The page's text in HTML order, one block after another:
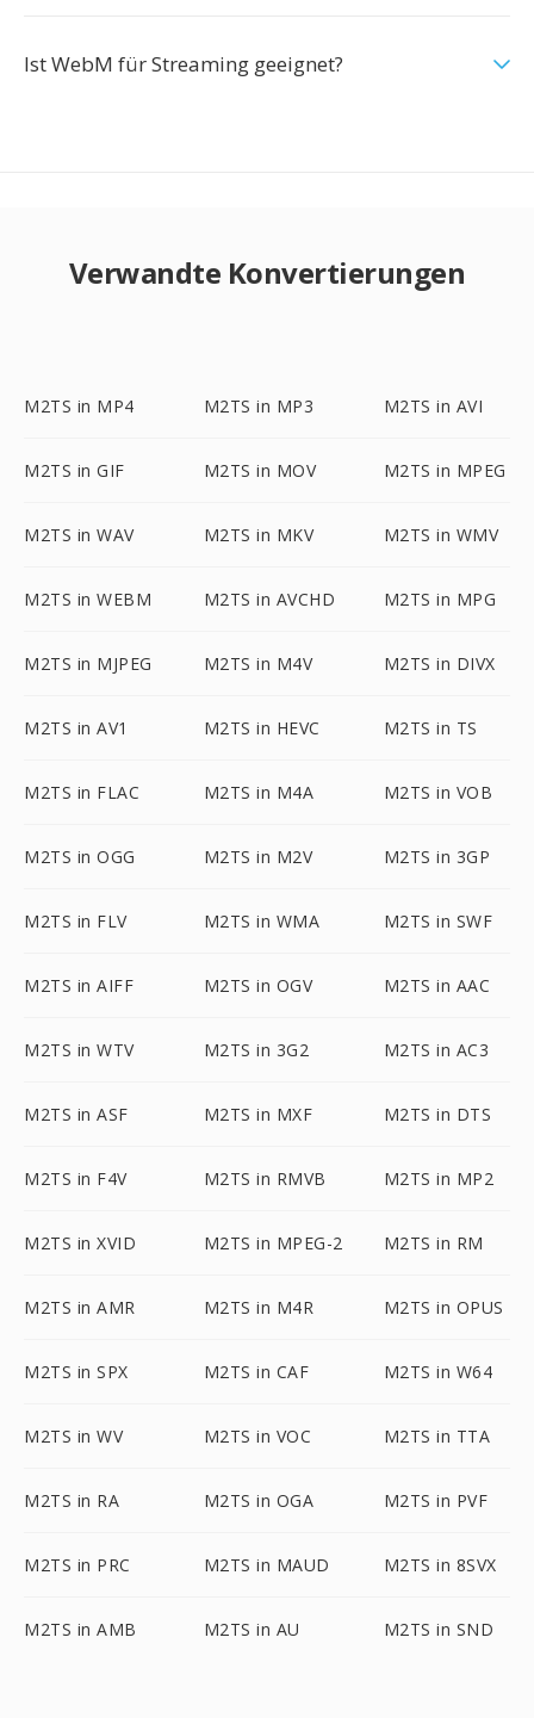
Ist WebM für Streaming geeignet?
Verwandte Konvertierungen
M2TS in MP4 M2TS in MP3 M2TS in AVI
M2TS in GIF M2TS in MOV M2TS in MPEG
M2TS in WAV M2TS in MKV M2TS in WMV
M2TS in WEBM M2TS in AVCHD M2TS in MPG
M2TS in MJPEG M2TS in M4V M2TS in DIVX
M2TS in AV1 M2TS in HEVC M2TS in TS
M2TS in FLAC M2TS in M4A M2TS in VOB
M2TS in OGG M2TS in M2V M2TS in 3GP
M2TS in FLV M2TS in WMA M2TS in SWF
M2TS in AIFF M2TS in OGV M2TS in AAC
M2TS in WTV M2TS in 3G2 M2TS in AC3
M2TS in ASF M2TS in MXF M2TS in DTS
M2TS in F4V M2TS in RMVB M2TS in MP2
M2TS in XVID M2TS in MPEG-2 M2TS in RM
M2TS in AMR M2TS in M4R M2TS in OPUS
M2TS in SPX M2TS in CAF M2TS in W64
M2TS in WV M2TS in VOC M2TS in TTA
M2TS in RA M2TS in OGA M2TS in PVF
M2TS in PRC M2TS in MAUD M2TS in 8SVX
M2TS in AMB M2TS in AU M2TS in SND